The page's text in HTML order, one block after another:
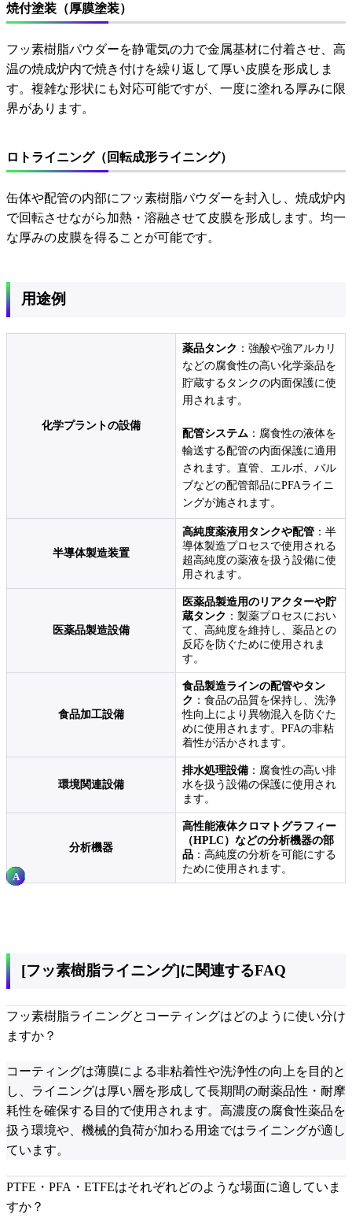
焼付塗装（厚膜塗装）
フッ素樹脂パウダーを静電気の力で金属基材に付着させ、高
温の焼成炉内で焼き付けを繰り返して厚い皮膜を形成しま
す。複雑な形状にも対応可能ですが、一度に塗れる厚みに限
界があります。
ロトライニング（回転成形ライニング）
缶体や配管の内部にフッ素樹脂パウダーを封入し、焼成炉内
で回転させながら加熱・溶融させて皮膜を形成します。均一
な厚みの皮膜を得ることが可能です。
用途例
化学プラントの設備
薬品タンク ：強酸や強アルカリ
などの腐食性の高い化学薬品を
貯蔵するタンクの内面保護に使
用されます。
配管システム ：腐食性の液体を
輸送する配管の内面保護に適用
されます。直管、エルボ、バル
ブなどの配管部品にPFAライニ
ングが施されます。
半導体製造装置
高純度薬液用タンクや配管 ：半
導体製造プロセスで使用される
超高純度の薬液を扱う設備に使
用されます。
医薬品製造設備
医薬品製造用のリアクターや貯
蔵タンク ：製薬プロセスにおい
て、高純度を維持し、薬品との
反応を防ぐために使用されま
す。
食品加工設備
食品製造ラインの配管やタン
ク ：食品の品質を保持し、洗浄
性向上により異物混入を防ぐた
めに使用されます。PFAの非粘
着性が活かされます。
環境関連設備
排水処理設備 ：腐食性の高い排
水を扱う設備の保護に使用され
ます。
分析機器
高性能液体クロマトグラフィー
（HPLC）などの分析機器の部
品 ：高純度の分析を可能にする
ために使用されます。
[フッ素樹脂ライニング]に関連するFAQ
フッ素樹脂ライニングとコーティングはどのように使い分け
ますか？
コーティングは薄膜による非粘着性や洗浄性の向上を目的と
し、ライニングは厚い層を形成して長期間の耐薬品性・耐摩
耗性を確保する目的で使用されます。高濃度の腐食性薬品を
扱う環境や、機械的負荷が加わる用途ではライニングが適し
ています。
PTFE・PFA・ETFEはそれぞれどのような場面に適していま
すか？